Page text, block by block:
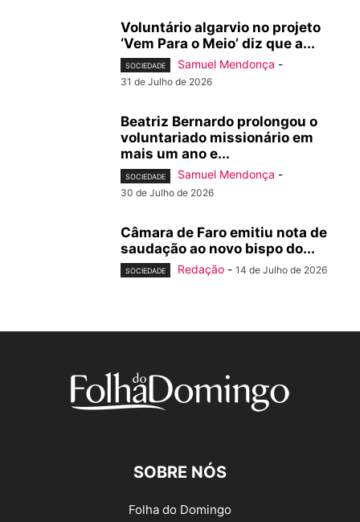
Voluntário algarvio no projeto
‘Vem Para o Meio’ diz que a...
SOCIEDADE Samuel Mendonça -
31 de Julho de 2026
Beatriz Bernardo prolongou o
voluntariado missionário em
mais um ano e...
SOCIEDADE Samuel Mendonça -
30 de Julho de 2026
Câmara de Faro emitiu nota de
saudação ao novo bispo do...
SOCIEDADE Redação - 14 de Julho de 2026
SOBRE NÓS
Folha do Domingo